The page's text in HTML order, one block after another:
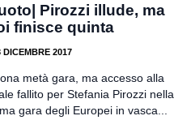
Pirozzi illude, ma
finisce quinta
DICEMBRE 2017
metà gara, ma accesso alla
fallito per Stefania Pirozzi nella
gara degli Europei in vasca...